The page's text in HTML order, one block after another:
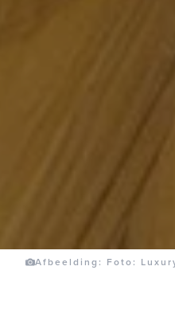
Afbeelding: Foto: